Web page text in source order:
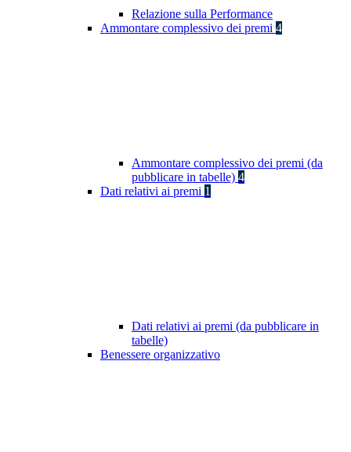
Relazione sulla Performance
Ammontare complessivo dei premi 4
Ammontare complessivo dei premi (da
pubblicare in tabelle) 4
Dati relativi ai premi 1
Dati relativi ai premi (da pubblicare in
tabelle)
Benessere organizzativo